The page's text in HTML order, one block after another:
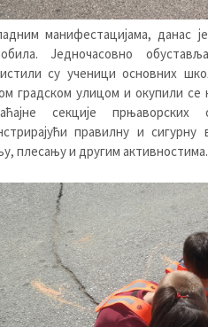
манифестацијама, данас
Једночасовно
су ученици основних
градском улицом и окупили се
секције
правилну и
плесању и другим активностима.